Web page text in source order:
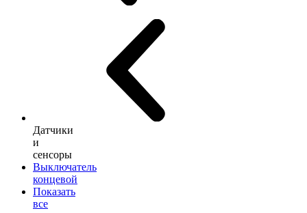
Датчики
и
сенсоры
Выключатель
концевой
Показать
все